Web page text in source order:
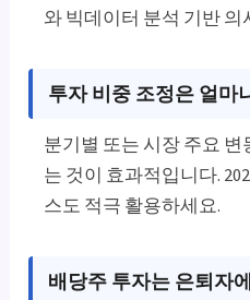
와 빅데이터 분석 기반
투자 비중 조정은 얼마
분기별 또는 시장 주요
는 것이 효과적입니다.
스도 적극 활용하세요.
배당주 투자는 은퇴자